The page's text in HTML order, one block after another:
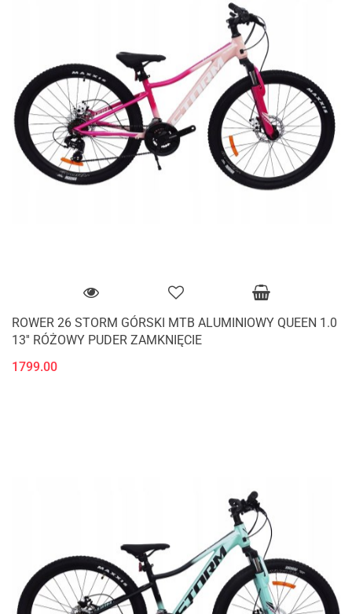
ROWER 26 STORM GÓRSKI MTB ALUMINIOWY QUEEN 1.0
13'' RÓŻOWY PUDER ZAMKNIĘCIE
1799.00